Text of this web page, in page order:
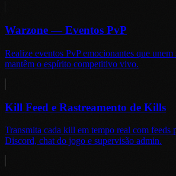
Warzone — Eventos PvP
Realize eventos PvP emocionantes que
mantêm o espírito competitivo vivo.
Kill Feed e Rastreamento de Kills
Transmita cada kill em tempo real com feeds
Discord, chat do jogo e supervisão admin.